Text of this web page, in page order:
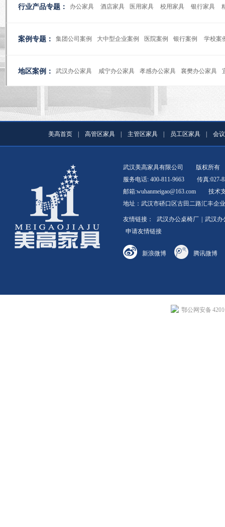
行业产品专题： 办公家具 酒店家具 医用家具 校用家具 银行家具
案例专题： 集团公司案例 大中型企业案例 医院案例 银行案例 学校
地区案例： 武汉办公家具 咸宁办公家具 孝感办公家具 襄樊办公家具
美高首页 高管区家具 主管区家具 员工区家具 会
武汉美高家具有限公司
版权所有
服务电话: 400-811-9663
传真:027-
邮箱:wuhanmeigao@163.com
技术
地址：武汉市硚口区古田二路汇丰企
友情链接： 武汉办公桌椅厂
武汉办
申请友情链接
新浪微博 腾讯微博
鄂公网安备